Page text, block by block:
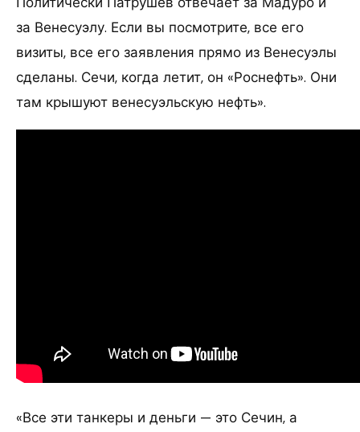
за Венесуэлу. Если вы посмотрите, все его
визиты, все его заявления прямо из Венесуэлы
сделаны. Сечи, когда летит, он «Роснефть». Они
там крышуют венесуэльскую нефть».
«Все эти танкеры и деньги — это Сечин, а